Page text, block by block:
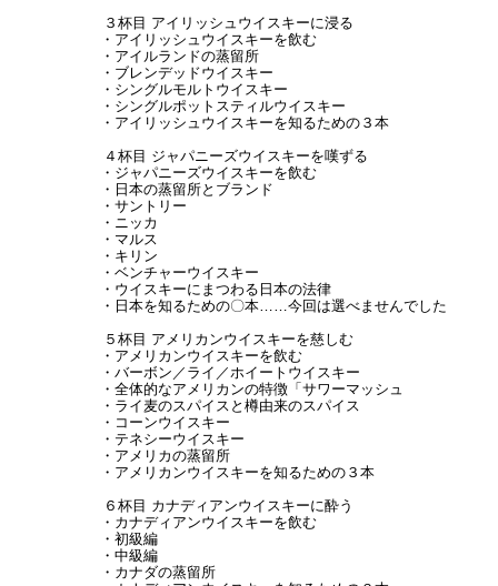
３杯目 アイリッシュウイスキーに浸る
・アイリッシュウイスキーを飲む
・アイルランドの蒸留所
・ブレンデッドウイスキー
・シングルモルトウイスキー
・シングルポットスティルウイスキー
・アイリッシュウイスキーを知るための３本
４杯目 ジャパニーズウイスキーを嘆ずる
・ジャパニーズウイスキーを飲む
・日本の蒸留所とブランド
・サントリー
・ニッカ
・マルス
・キリン
・ベンチャーウイスキー
・ウイスキーにまつわる日本の法律
・日本を知るための〇本……今回は選べませんでした
５杯目 アメリカンウイスキーを慈しむ
・アメリカンウイスキーを飲む
・バーボン／ライ／ホイートウイスキー
・全体的なアメリカンの特徴「サワーマッシュ
・ライ麦のスパイスと樽由来のスパイス
・コーンウイスキー
・テネシーウイスキー
・アメリカの蒸留所
・アメリカンウイスキーを知るための３本
６杯目 カナディアンウイスキーに酔う
・カナディアンウイスキーを飲む
・初級編
・中級編
・カナダの蒸留所